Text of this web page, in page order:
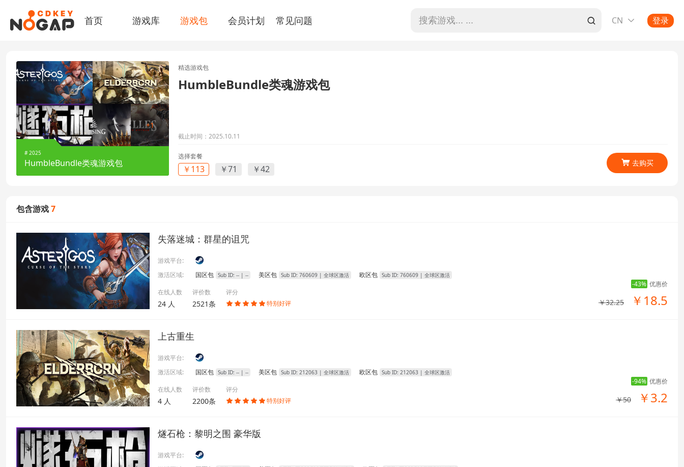
首页 游戏库 游戏包 会员计划 常见问题 CN  登录
+1
# 2025
HumbleBundle类魂游戏包
精选游戏包
HumbleBundle类魂游戏包
截止时间：2025.10.11
选择套餐
￥113 ￥71 ￥42
 去购买
包含游戏7
失落迷城：群星的诅咒
游戏平台:
激活区域:
国区包 Sub ID: --| -- 美区包 Sub ID: 760609| 全球区激活 欧区包 Sub ID: 760609| 全球区激活
在线人数
24 人
评价数
2521条
评分
     特别好评
-43% 优惠价
￥32.25 ￥18.5
上古重生
游戏平台:
激活区域:
国区包 Sub ID: --| -- 美区包 Sub ID: 212063 | 全球区激活 欧区包 Sub ID: 212063 | 全球区激活
在线人数
4 人
评价数
2200条
评分
     特别好评
-94% 优惠价
￥50 ￥3.2
燧石枪：黎明之围 豪华版
游戏平台: